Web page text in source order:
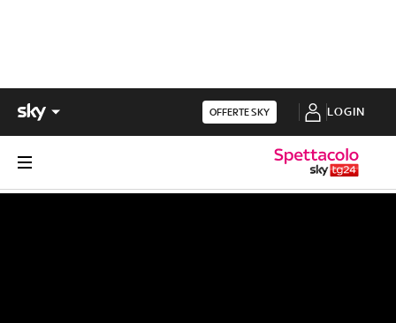
OFFERTE SKY LOGIN